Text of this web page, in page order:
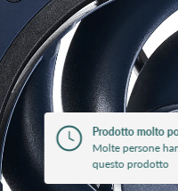
Prodotto molto
Molte persone
questo prodotto